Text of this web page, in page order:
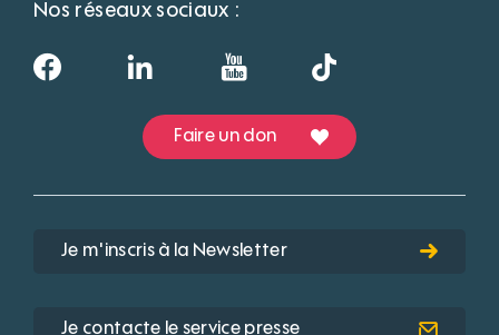
Nos réseaux sociaux :
Faire un don
Je m'inscris à la Newsletter
Je contacte le service presse